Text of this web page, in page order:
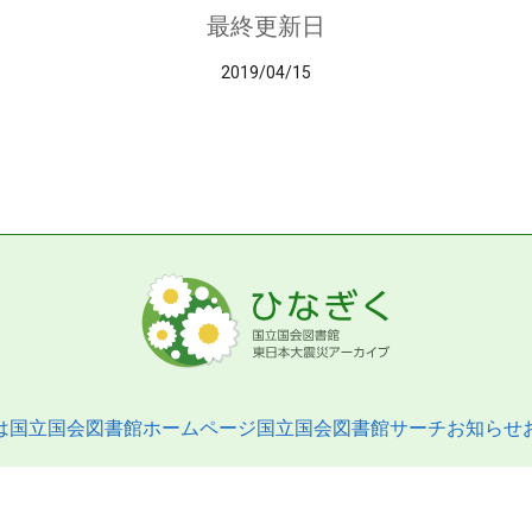
最終更新日
2019/04/15
国立国会図書館ホームページ国立国会図書館サーチお知らせ